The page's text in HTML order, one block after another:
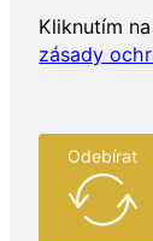
Kliknutím
zásady
Odebírat